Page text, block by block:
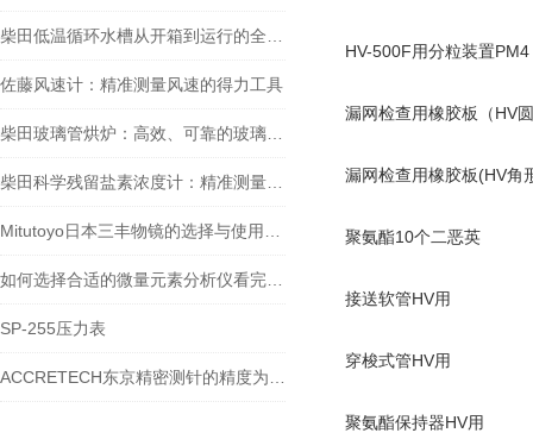
佐藤风速计：精准测量风速的得力工具
SP-255压力表
HV-500F用分粒装置PM4
漏网检查用橡胶板（HV
漏网检查用橡胶板(HV角
聚氨酯10个二恶英
接送软管HV用
穿梭式管HV用
聚氨酯保持器HV用